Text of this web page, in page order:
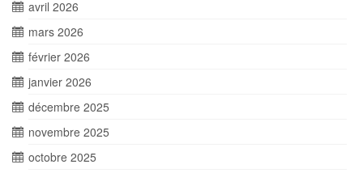
avril 2026
mars 2026
février 2026
janvier 2026
décembre 2025
novembre 2025
octobre 2025